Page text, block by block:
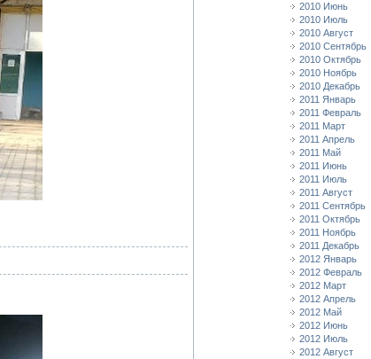
2010 Июнь
2010 Июль
2010 Август
2010 Сентябрь
2010 Октябрь
2010 Ноябрь
2010 Декабрь
2011 Январь
2011 Февраль
2011 Март
2011 Апрель
2011 Май
2011 Июнь
2011 Июль
2011 Август
2011 Сентябрь
2011 Октябрь
2011 Ноябрь
2011 Декабрь
2012 Январь
2012 Февраль
2012 Март
2012 Апрель
2012 Май
2012 Июнь
2012 Июль
2012 Август